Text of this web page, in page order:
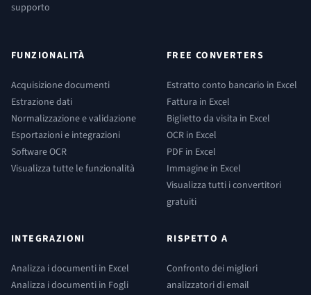
supporto
FUNZIONALITÀ
Acquisizione documenti
Estrazione dati
Normalizzazione e validazione
Esportazioni e integrazioni
Software OCR
Visualizza tutte le funzionalità
FREE CONVERTERS
Estratto conto bancario in Excel
Fattura in Excel
Biglietto da visita in Excel
OCR in Excel
PDF in Excel
Immagine in Excel
Visualizza tutti i convertitori
gratuiti
INTEGRAZIONI
Analizza i documenti in Excel
Analizza i documenti in Fogli
RISPETTO A
Confronto dei migliori
analizzatori di email